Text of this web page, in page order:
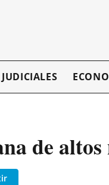
JUDICIALES
de altos